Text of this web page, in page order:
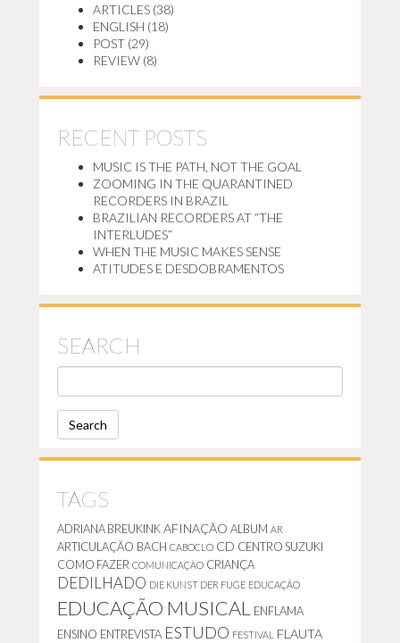
ARTICLES (38)
ENGLISH (18)
POST (29)
REVIEW (8)
RECENT POSTS
MUSIC IS THE PATH, NOT THE GOAL
ZOOMING IN THE QUARANTINED
RECORDERS IN BRAZIL
BRAZILIAN RECORDERS AT “THE
INTERLUDES”
WHEN THE MUSIC MAKES SENSE
ATITUDES E DESDOBRAMENTOS
SEARCH
S
E
A
C
H
TAGS
ADRIANA BREUKINKAFINAÇÃO ALBUM AR
ARTICULAÇÃO BACH CABOCLO CD CENTRO SUZUKI
COMO FAZER COMUNICAÇÃO CRIANÇA
DEDILHADO DIE KUNST DER FUGE EDUCAÇÃO
EDUCAÇÃO MUSICAL
ENFLAMA
ENSINO ENTREVISTA ESTUDO FESTIVAL FLAUTA